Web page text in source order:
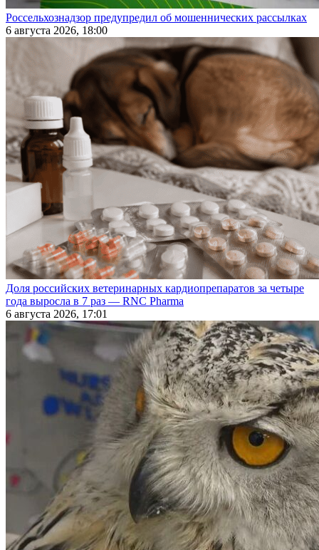
Россельхознадзор предупредил об мошеннических рассылках
6 августа 2026, 18:00
Доля российских ветеринарных кардиопрепаратов за четыре
года выросла в 7 раз — RNC Pharma
6 августа 2026, 17:01